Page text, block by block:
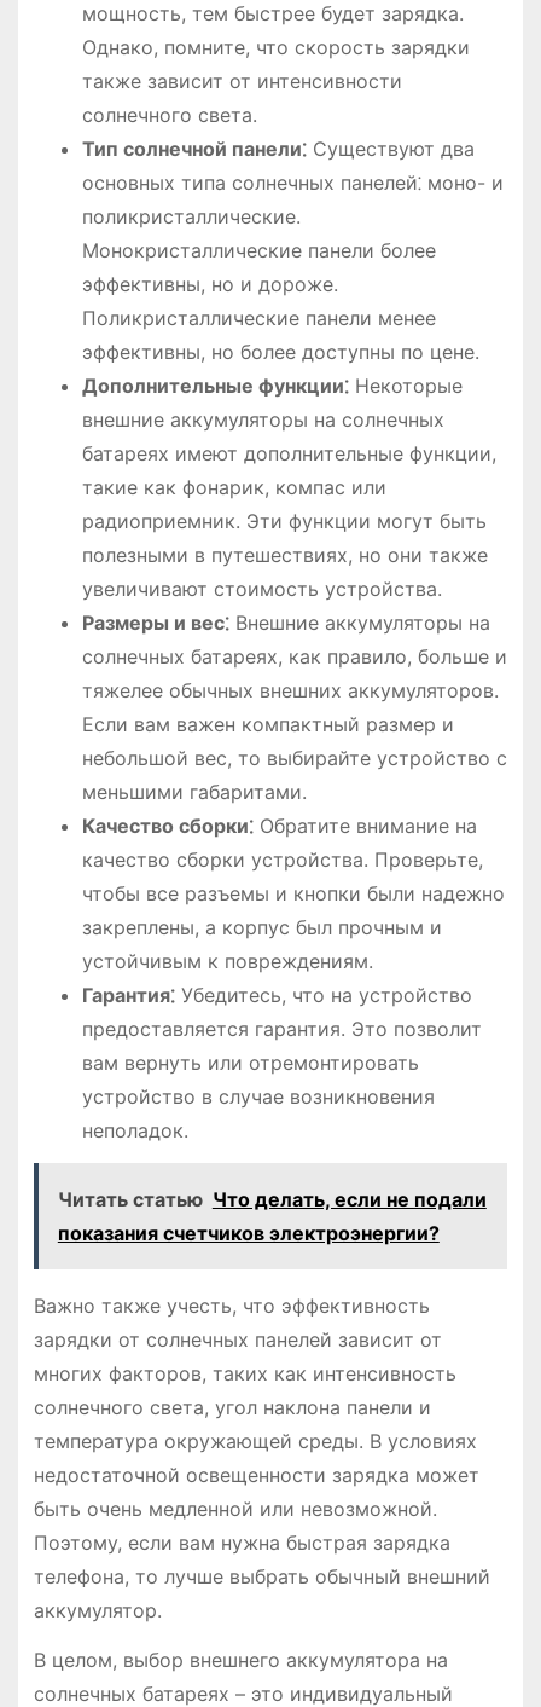
мощность, тем быстрее будет зарядка.
Однако, помните, что скорость зарядки
также зависит от интенсивности
солнечного света.
Тип солнечной панели⁚Существуют два
основных типа солнечных панелей⁚ моно- и
поликристаллические.
Монокристаллические панели более
эффективны, но и дороже.
Поликристаллические панели менее
эффективны, но более доступны по цене.
Дополнительные функции⁚Некоторые
внешние аккумуляторы на солнечных
батареях имеют дополнительные функции,
такие как фонарик, компас или
радиоприемник. Эти функции могут быть
полезными в путешествиях, но они также
увеличивают стоимость устройства.
Размеры и вес⁚Внешние аккумуляторы на
солнечных батареях, как правило, больше и
тяжелее обычных внешних аккумуляторов.
Если вам важен компактный размер и
небольшой вес, то выбирайте устройство с
меньшими габаритами.
Качество сборки⁚Обратите внимание на
качество сборки устройства. Проверьте,
чтобы все разъемы и кнопки были надежно
закреплены, а корпус был прочным и
устойчивым к повреждениям.
Гарантия⁚Убедитесь, что на устройство
предоставляется гарантия. Это позволит
вам вернуть или отремонтировать
устройство в случае возникновения
неполадок.
Читать статью Что делать, если не подали
показания счетчиков электроэнергии?
Важно также учесть, что эффективность
зарядки от солнечных панелей зависит от
многих факторов, таких как интенсивность
солнечного света, угол наклона панели и
температура окружающей среды. В условиях
недостаточной освещенности зарядка может
быть очень медленной или невозможной.
Поэтому, если вам нужна быстрая зарядка
телефона, то лучше выбрать обычный внешний
аккумулятор.
В целом, выбор внешнего аккумулятора на
солнечных батареях – это индивидуальный